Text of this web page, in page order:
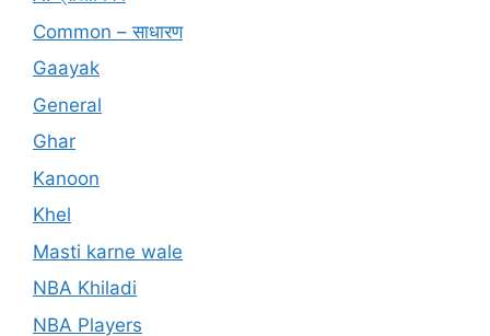
Common – साधारण
Gaayak
General
Ghar
Kanoon
Khel
Masti karne wale
NBA Khiladi
NBA Players